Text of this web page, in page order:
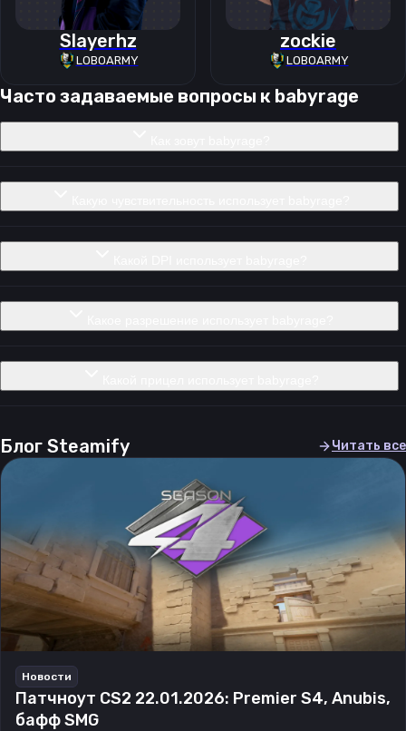
Slayerhz
LOBOARMY
zockie
LOBOARMY
Часто задаваемые вопросы к babyrage
Блог Steamify Читать все
Новости
Патчноут CS2 22.01.2026: Premier S4, Anubis,
бафф SMG